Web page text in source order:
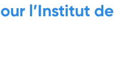
l’Institut de